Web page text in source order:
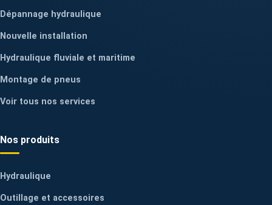
Dépannage hydraulique
Nouvelle installation
Hydraulique fluviale et maritime
Montage de pneus
Voir tous nos services
Nos produits
Hydraulique
Outillage et accessoires